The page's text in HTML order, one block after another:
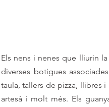
Els nens i nenes que lliurin
diverses botigues
taula, tallers de pizza, llibres
artesà i molt més. Els